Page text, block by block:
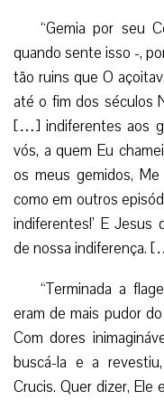
“Gemia por seu
quando sente isso -,
tão ruins que O
até o fim dos séculos
[…] indiferentes aos
vós, a quem Eu
os meus gemidos,
como em outros
indiferentes!’ E Jesus
de nossa indiferença.
“Terminada a
eram de mais pudor
Com dores
buscá-la e a
Crucis. Quer dizer, Ele